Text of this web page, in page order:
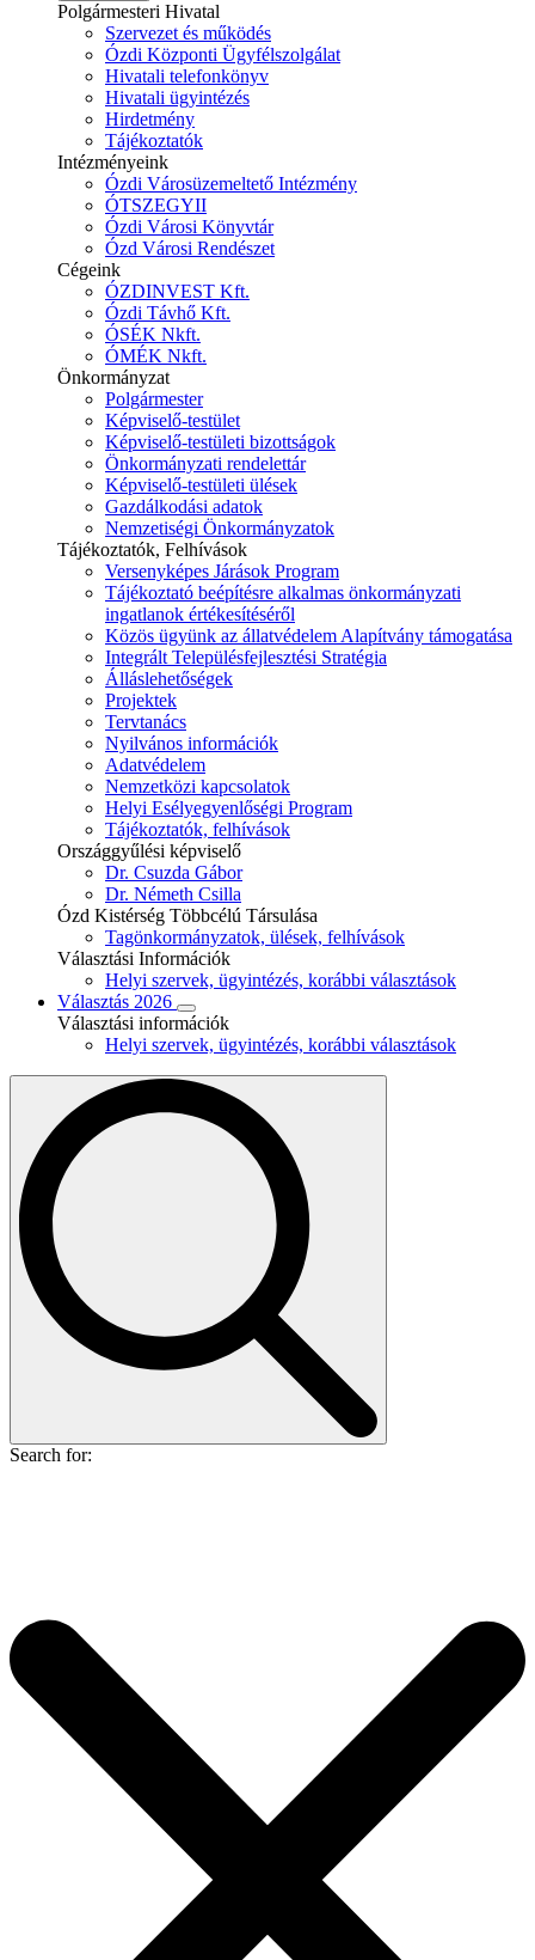
Polgármesteri Hivatal
Szervezet és működés
Ózdi Központi Ügyfélszolgálat
Hivatali telefonkönyv
Hivatali ügyintézés
Hirdetmény
Tájékoztatók
Intézményeink
Ózdi Városüzemeltető Intézmény
ÓTSZEGYII
Ózdi Városi Könyvtár
Ózd Városi Rendészet
Cégeink
ÓZDINVEST Kft.
Ózdi Távhő Kft.
ÓSÉK Nkft.
ÓMÉK Nkft.
Önkormányzat
Polgármester
Képviselő-testület
Képviselő-testületi bizottságok
Önkormányzati rendelettár
Képviselő-testületi ülések
Gazdálkodási adatok
Nemzetiségi Önkormányzatok
Tájékoztatók, Felhívások
Versenyképes Járások Program
Tájékoztató beépítésre alkalmas önkormányzati
ingatlanok értékesítéséről
Közös ügyünk az állatvédelem Alapítvány támogatása
Integrált Településfejlesztési Stratégia
Álláslehetőségek
Projektek
Tervtanács
Nyilvános információk
Adatvédelem
Nemzetközi kapcsolatok
Helyi Esélyegyenlőségi Program
Tájékoztatók, felhívások
Országgyűlési képviselő
Dr. Csuzda Gábor
Dr. Németh Csilla
Ózd Kistérség Többcélú Társulása
Tagönkormányzatok, ülések, felhívások
Választási Információk
Helyi szervek, ügyintézés, korábbi választások
Választás 2026
Választási információk
Helyi szervek, ügyintézés, korábbi választások
Search for: